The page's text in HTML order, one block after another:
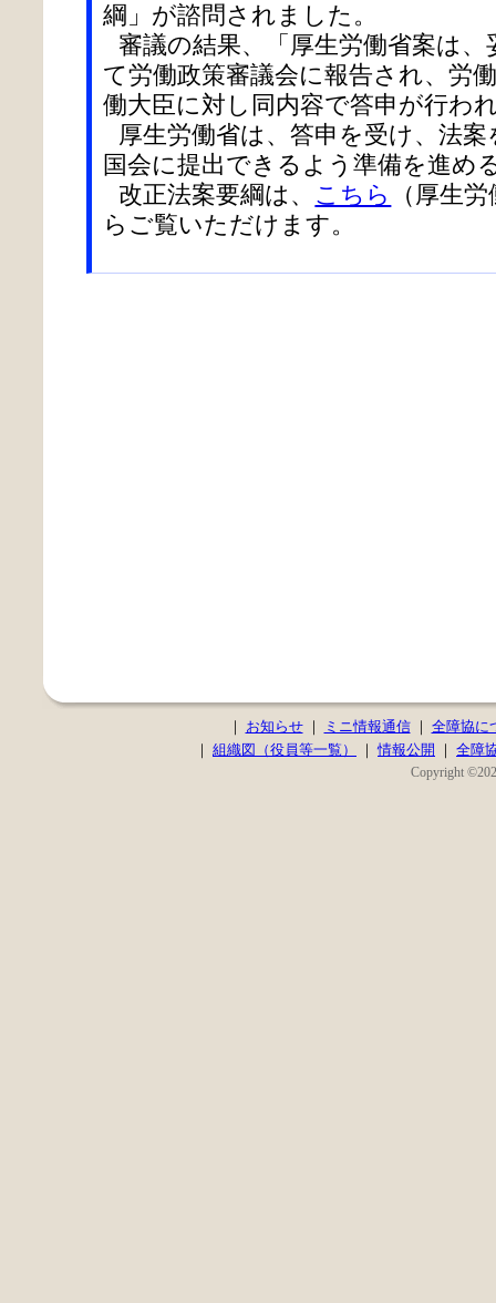
綱」が諮問されました。
審議の結果、「厚生労働省案は
て労働政策審議会に報告され、労
働大臣に対し同内容で答申が行わ
厚生労働省は、答申を受け、法
国会に提出できるよう準備を進め
改正法案要綱は、 こちら
（厚生
らご覧いただけます。
｜ お知らせ｜ ミニ情報通信｜ 全障協に
｜ 組織図（役員等一覧） ｜情報公開 ｜ 全障
Copyright